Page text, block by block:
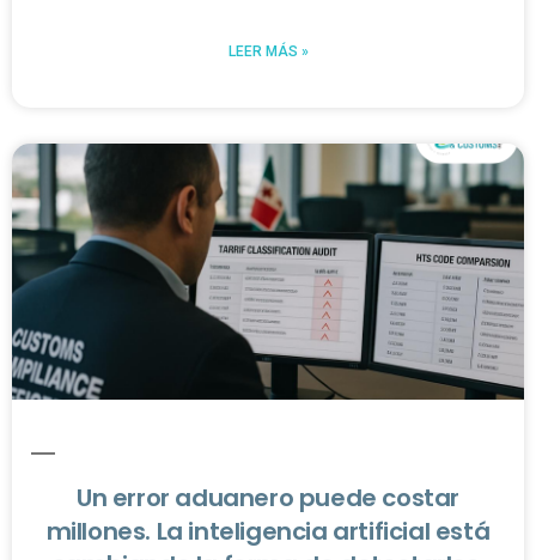
LEER MÁS »
Un error aduanero puede costar
millones. La inteligencia artificial está